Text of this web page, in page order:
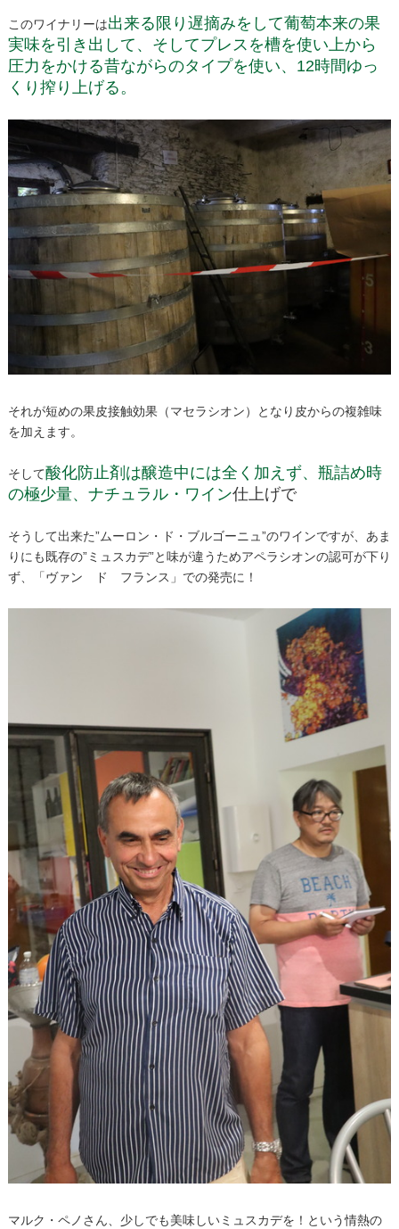
このワイナリーは出来る限り遅摘みをして葡萄本来の果
実味を引き出して、そしてプレスを槽を使い上から
圧力をかける昔ながらのタイプを使い、12時間ゆっ
くり搾り上げる。
それが短めの果皮接触効果（マセラシオン）となり皮からの複雑味
を加えます。
そして酸化防止剤は醸造中には全く加えず、瓶詰め時
の極少量、ナチュラル・ワイン仕上げで
そうして出来た”ムーロン・ド・ブルゴーニュ”のワインですが、あま
りにも既存の”ミュスカデ”と味が違うためアペラシオンの認可が下り
ず、「ヴァン ド フランス」での発売に！
マルク・ペノさん、少しでも美味しいミュスカデを！という情熱の